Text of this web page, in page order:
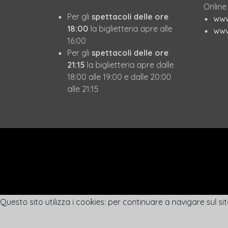
Per gli spettacoli delle ore
18:00 la biglietteria apre alle
16:00
Per gli spettacoli delle ore
21:15 la biglietteria apre dalle
18:00 alle 19:00 e dalle 20:00
alle 21:15
Online
Questo sito utilizza i cookies: per continuare a navigare sul